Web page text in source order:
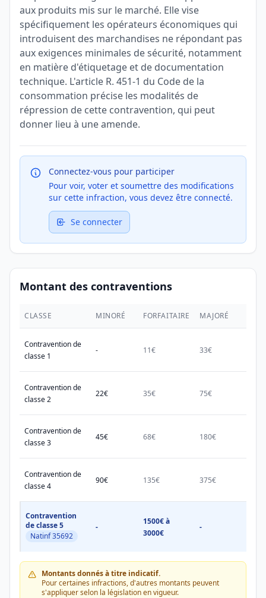
aux produits mis sur le marché. Elle vise
spécifiquement les opérateurs économiques qui
introduisent des marchandises ne répondant pas
aux exigences minimales de sécurité, notamment
en matière d'étiquetage et de documentation
technique. L'article R. 451-1 du Code de la
consommation précise les modalités de
répression de cette contravention, qui peut
donner lieu à une amende.
Connectez-vous pour participer
Pour voir, voter et soumettre des modifications
sur cette infraction, vous devez être connecté.
Se connecter
Montant des contraventions
CLASSE MINORÉ FORFAITAIRE MAJORÉ
Contravention de
classe 1
- 11€ 33€
Contravention de
classe 2
22€ 35€ 75€
Contravention de
classe 3
45€ 68€ 180€
Contravention de
classe 4
90€ 135€ 375€
Contravention
de classe 5
Natinf 35692
-
1500€ à
3000€
-
Montants donnés à titre indicatif.
Pour certaines infractions, d'autres montants peuvent
s'appliquer selon la législation en vigueur.